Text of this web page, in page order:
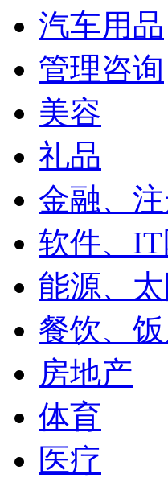
汽车用品
管理咨询
美容
礼品
金融、
软件、
能源、
餐饮、
房地产
体育
医疗